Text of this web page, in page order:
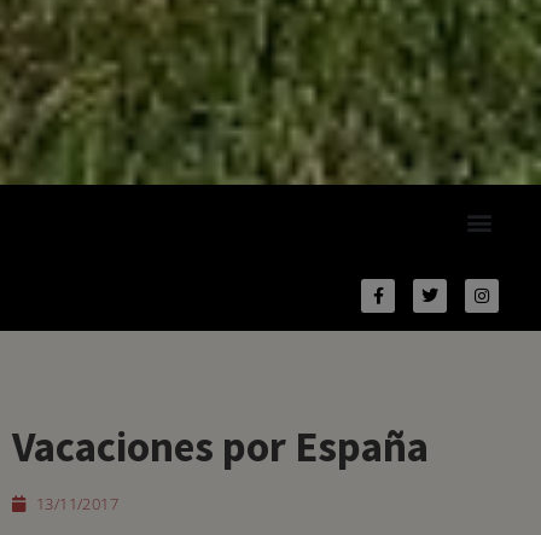
Vacaciones por España
13/11/2017